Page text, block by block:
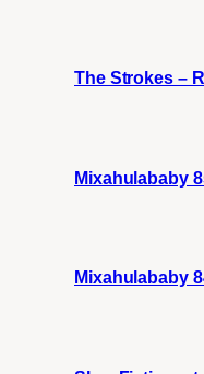
The Strokes –
Mixahulababy
Mixahulababy